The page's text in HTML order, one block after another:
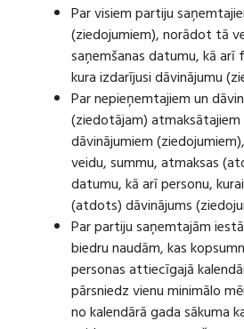
Par visiem partiju
(ziedojumiem), norādot tā
saņemšanas datumu, kā arī
kura izdarījusi dāvinājumu
Par nepieņemtajiem un
(ziedotājam)
dāvinājumiem
veidu, summu, atmaksas
datumu, kā arī personu,
(atdots) dāvinājums
Par partiju saņemtajām
biedru naudām, kas
personas attiecīgajā
pārsniedz vienu minimālo
no kalendārā gada sākuma